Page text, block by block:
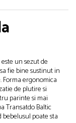
un sezut de
fie bine sustinut in
Forma ergonomica
de plutire si
parinte si mai
Transatdo Baltic
poate sta